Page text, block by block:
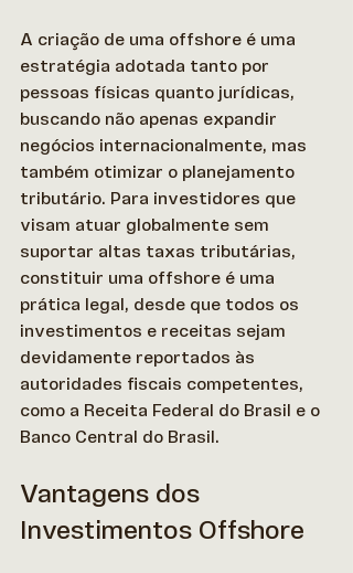
A criação de uma offshore é uma
estratégia adotada tanto por
pessoas físicas quanto jurídicas,
buscando não apenas expandir
negócios internacionalmente, mas
também otimizar o planejamento
tributário. Para investidores que
visam atuar globalmente sem
suportar altas taxas tributárias,
constituir uma offshore é uma
prática legal, desde que todos os
investimentos e receitas sejam
devidamente reportados às
autoridades fiscais competentes,
como a Receita Federal do Brasil e o
Banco Central do Brasil.
Vantagens dos
Investimentos Offshore